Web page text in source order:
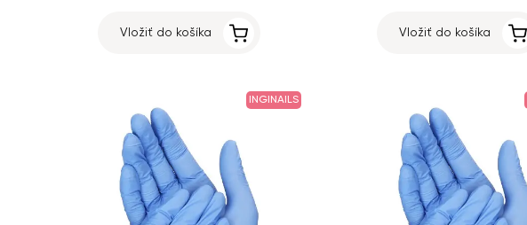
Vložiť do košíka Vložiť do košíka
INGINAILS